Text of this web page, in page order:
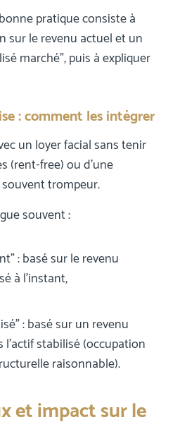
pratique consiste à
sur le revenu actuel et un
marché”, puis à expliquer
: comment les intégrer
un loyer facial sans tenir
(rent-free) ou d’une
trompeur.
souvent :
: basé sur le revenu
à l’instant,
: basé sur un revenu
stabilisé (occupation
raisonnable).
et impact sur le